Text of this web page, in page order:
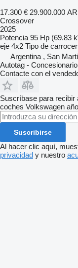
17.300 € 29.900.000
Crossover
2025
Potencia 95 Hp (69.83
eje 4x2 Tipo de
Argentina , San
Autotag -
Contacte con el
Suscríbase para
coches Volkswagen
Suscribirse
Al hacer clic aquí,
privacidad y nuestro